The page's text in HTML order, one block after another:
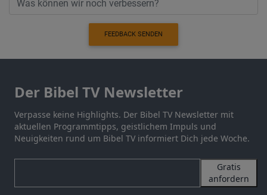
FEEDBACK SENDEN
Der Bibel TV Newsletter
Verpasse keine Highlights. Der Bibel TV Newsletter mit
aktuellen Programmtipps, geistlichem Impuls und
Neuigkeiten rund um Bibel TV informiert Dich jede Woche.
Gratis
anfordern